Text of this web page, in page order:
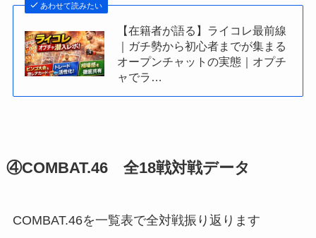
あわせて読みたい
【在籍者が語る】ライコレ最前線
｜ガチ勢から初心者までが集まる
オープンチャットの実態｜オプチ
ャでラ…
④COMBAT.46 全18戦対戦データ
COMBAT.46を一覧表で全対戦振り返ります